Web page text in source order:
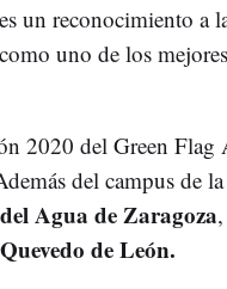
es un reconocimiento a
uno de los
2020 del Green Flag
del campus de la
Agua de Zaragoza
de León.